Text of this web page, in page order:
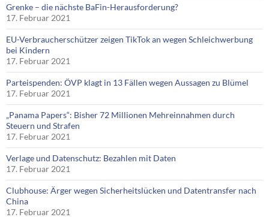
Grenke – die nächste BaFin-Herausforderung?
17. Februar 2021
EU-Verbraucherschützer zeigen TikTok an wegen Schleichwerbung
bei Kindern
17. Februar 2021
Parteispenden: ÖVP klagt in 13 Fällen wegen Aussagen zu Blümel
17. Februar 2021
„Panama Papers“: Bisher 72 Millionen Mehreinnahmen durch
Steuern und Strafen
17. Februar 2021
Verlage und Datenschutz: Bezahlen mit Daten
17. Februar 2021
Clubhouse: Ärger wegen Sicherheitslücken und Datentransfer nach
China
17. Februar 2021